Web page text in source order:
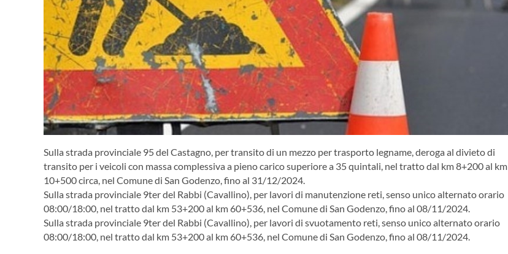
Sulla strada provinciale 95 del Castagno, per transito di un mezzo per trasporto legname, deroga al divieto di
transito per i veicoli con massa complessiva a pieno carico superiore a 35 quintali, nel tratto dal km 8+200 al km
10+500 circa, nel Comune di San Godenzo, fino al 31/12/2024.
Sulla strada provinciale 9ter del Rabbi (Cavallino), per lavori di manutenzione reti, senso unico alternato orario
08:00/18:00, nel tratto dal km 53+200 al km 60+536, nel Comune di San Godenzo, fino al 08/11/2024.
Sulla strada provinciale 9ter del Rabbi (Cavallino), per lavori di svuotamento reti, senso unico alternato orario
08:00/18:00, nel tratto dal km 53+200 al km 60+536, nel Comune di San Godenzo, fino al 08/11/2024.